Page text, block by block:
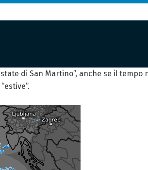
di San Martino”, anche se il tempo